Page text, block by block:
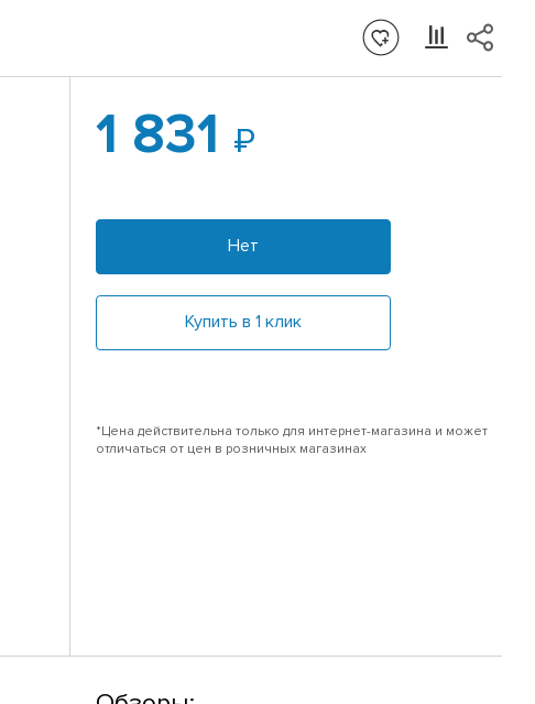
1 831
Нет
Купить в 1 клик
*Цена действительна только для интернет-магазина и может
отличаться от цен в розничных магазинах